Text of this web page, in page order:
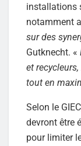
installations
notamment
sur des
Gutknecht. «
et
tout en
Selon le
devront être
pour limiter